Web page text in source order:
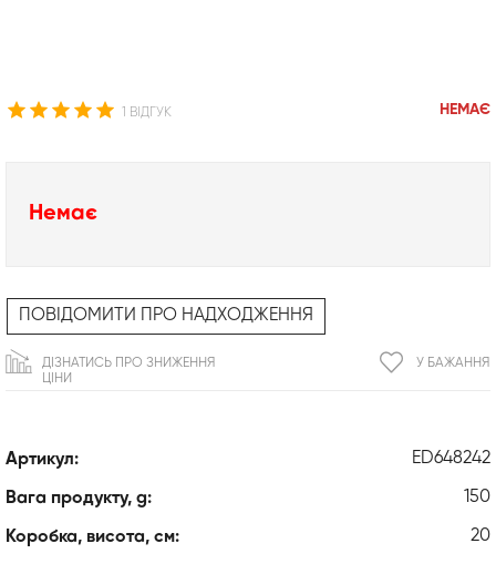
1 ВІДГУК НЕМАЄ
Артикул: ED648242
Вага продукту, g: 150
Коробка, висота, см: 20
Немає
ПОВІДОМИТИ ПРО НАДХОДЖЕННЯ
У БАЖАННЯ
ДІЗНАТИСЬ ПРО ЗНИЖЕННЯ
ЦІНИ